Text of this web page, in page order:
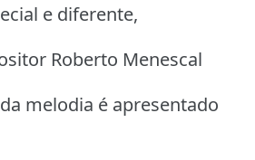
e diferente,
Roberto Menescal
melodia é apresentado